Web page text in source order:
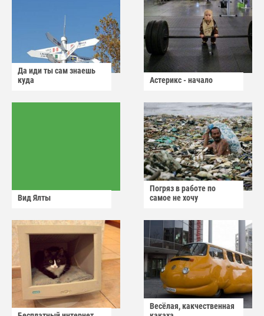
Да иди ты сам знаешь
куда
Астерикс - начало
Вид Ялты
Погряз в работе по
самое не хочу
Весёлая, какчественная